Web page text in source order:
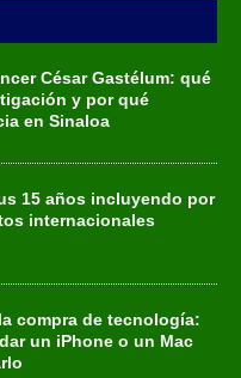
César Gastélum: qué
y por qué
en Sinaloa
15 años incluyendo por
internacionales
compra de tecnología:
un iPhone o un Mac